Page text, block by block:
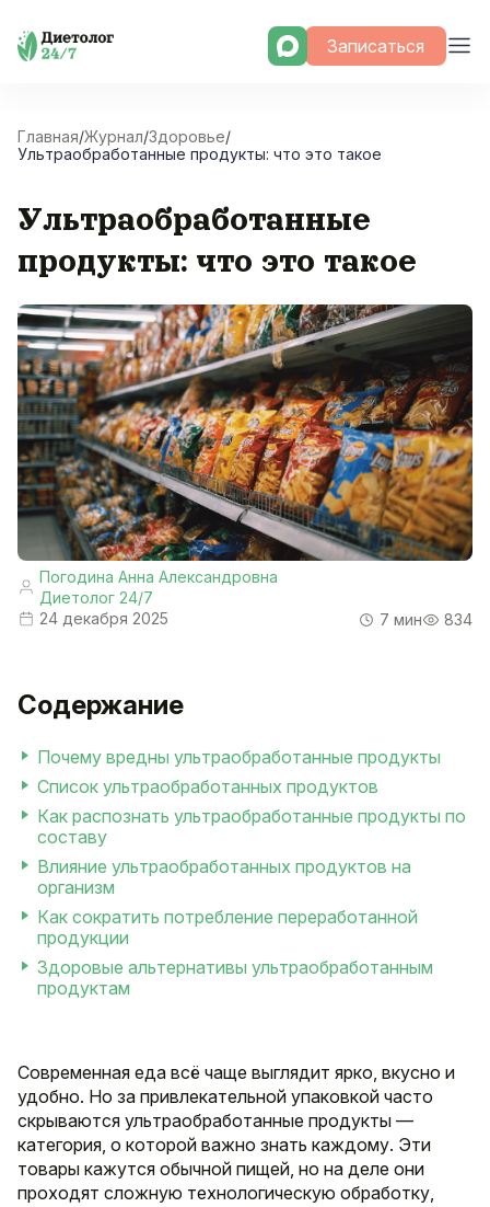
Skip
Записаться
Главная/Журнал/Здоровье/
Ультраобработанные продукты: что это такое
Ультраобработанные
продукты: что это такое
Погодина Анна Александровна
Диетолог 24/7
24 декабря 2025
7 мин 834
Содержание
Почему вредны ультраобработанные продукты
Список ультраобработанных продуктов
Как распознать ультраобработанные продукты по
составу
Влияние ультраобработанных продуктов на
организм
Как сократить потребление переработанной
продукции
Здоровые альтернативы ультраобработанным
продуктам
Современная еда всё чаще выглядит ярко, вкусно и
удобно. Но за привлекательной упаковкой часто
скрываются ультраобработанные продукты —
категория, о которой важно знать каждому. Эти
товары кажутся обычной пищей, но на деле они
проходят сложную технологическую обработку,